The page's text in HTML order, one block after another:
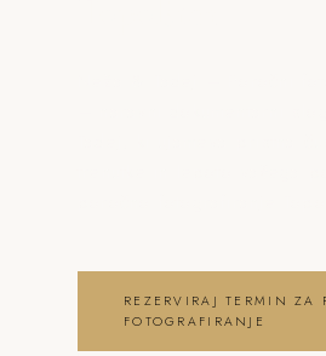
REZERVIRAJ TERMIN ZA
FOTOGRAFIRANJE